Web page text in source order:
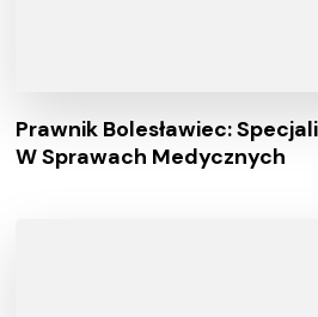
Prawnik Bolesławiec:
W Sprawach Medycznych